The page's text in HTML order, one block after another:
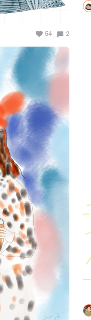
54 2